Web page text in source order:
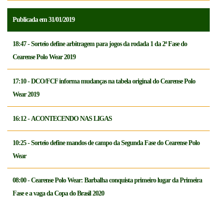
Publicada em 31/01/2019
18:47 - Sorteio define arbitragem para jogos da rodada 1 da 2ª Fase do
Cearense Polo Wear 2019
17:10 - DCO/FCF informa mudanças na tabela original do Cearense Polo
Wear 2019
16:12 - ACONTECENDO NAS LIGAS
10:25 - Sorteio define mandos de campo da Segunda Fase do Cearense Polo
Wear
08:00 - Cearense Polo Wear: Barbalha conquista primeiro lugar da Primeira
Fase e a vaga da Copa do Brasil 2020